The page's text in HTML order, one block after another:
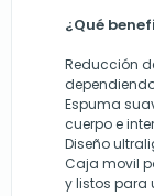
¿Qué
Reducción
Espuma
cuerpo e
Diseño
Caja movil
y listos para